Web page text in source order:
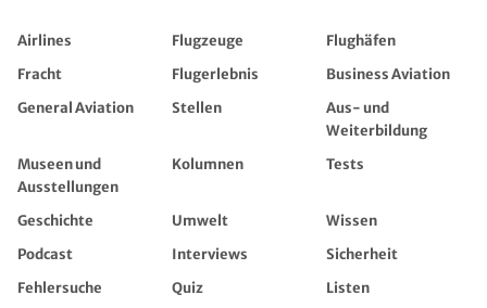
Airlines Flugzeuge
Flughäfen
Fracht
Flugerlebnis
Business Aviation
General Aviation
Stellen
Aus- und
Weiterbildung
Museen und
Ausstellungen
Kolumnen Tests
Geschichte Umwelt
Wissen
Podcast
Interviews
Sicherheit
Fehlersuche
Quiz
Listen